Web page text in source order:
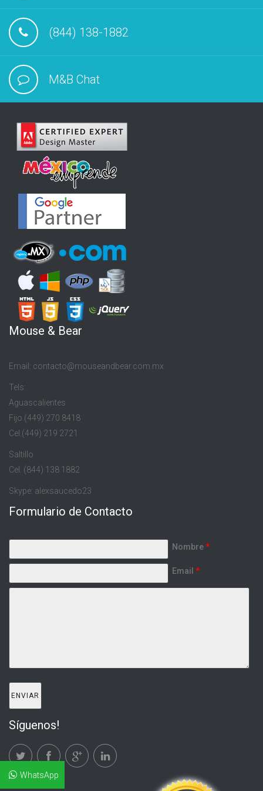
(844) 138-1882
M&B Chat
Mouse & Bear
Email: contacto@mouseandbear.com.mx
Tels:
Aguascalientes
Fijo.(449) 270 8418
Cel.(449) 219 2721
Saltillo
Cel. (844) 138 1882
Skype: alexsaucedo23
Formulario de Contacto
Nombre*
Email *
Síguenos!
WhatsApp